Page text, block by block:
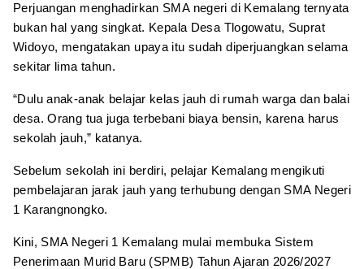
Perjuangan menghadirkan SMA negeri di Kemalang ternyata
bukan hal yang singkat. Kepala Desa Tlogowatu, Suprat
Widoyo, mengatakan upaya itu sudah diperjuangkan selama
sekitar lima tahun.
“Dulu anak-anak belajar kelas jauh di rumah warga dan balai
desa. Orang tua juga terbebani biaya bensin, karena harus
sekolah jauh,” katanya.
Sebelum sekolah ini berdiri, pelajar Kemalang mengikuti
pembelajaran jarak jauh yang terhubung dengan SMA Negeri
1 Karangnongko.
Kini, SMA Negeri 1 Kemalang mulai membuka Sistem
Penerimaan Murid Baru (SPMB) Tahun Ajaran 2026/2027